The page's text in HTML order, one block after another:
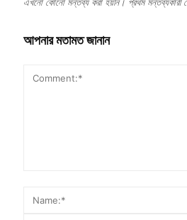
আপনার মতামত জানান